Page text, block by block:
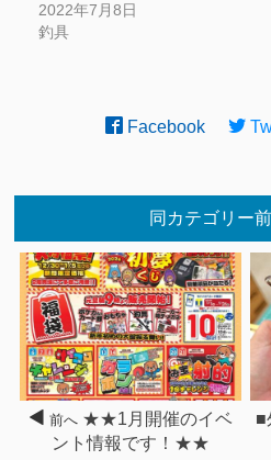
2022年7月8日
釣具
Facebook
同カテゴリー
前へ ★★1月開催のイベ
ント情報です！★★
■